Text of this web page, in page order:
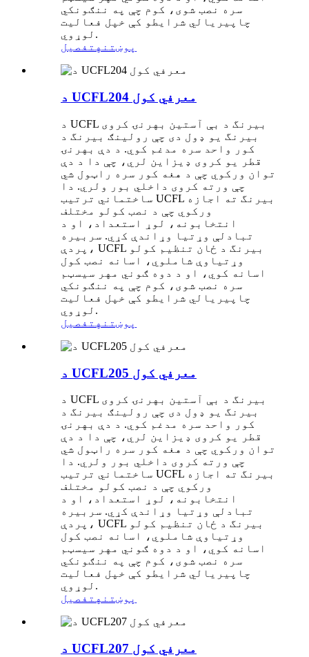
سره نصب شوی، کوم چې په ننګونکي
چاپیریالي شرایطو کې خپل فعالیت
لوړوي.
پوښتنهتفصیل
د UCFL204 معرفي کول
د UCFL بیرنگ د بې آستین بهرنۍ کروی
بیرنگ یو ډول دی چې رولینګ بیرنگ د
کور واحد سره مدغم کوي. د دې بهرنۍ
قطر یو کروی ډیزاین لري، چې دا د دې
توان ورکوي چې د هغه کور سره راټول شي
چې ورته کروی داخلي بور ولري. دا
ساختماني ترتیب UCFL بیرنگ ته اجازه
ورکوي چې د نصب کولو مختلف
انتخابونه، لوړ استعداد، او د
تبادلې وړتیا وړاندې کړي. سربیره
پردې، UCFL بیرنگ د ځان تنظیم کولو
وړتیاوې شاملوي، اسانه نصب کول
اسانه کوي، او د دوه ګوني مهر سیسټم
سره نصب شوی، کوم چې په ننګونکي
چاپیریالي شرایطو کې خپل فعالیت
لوړوي.
پوښتنه تفصیل
د UCFL205 معرفي کول
د UCFL بیرنگ د بې آستین بهرنۍ کروی
بیرنگ یو ډول دی چې رولینګ بیرنگ د
کور واحد سره مدغم کوي. د دې بهرنۍ
قطر یو کروی ډیزاین لري، چې دا د دې
توان ورکوي چې د هغه کور سره راټول شي
چې ورته کروی داخلي بور ولري. دا
ساختماني ترتیب UCFL بیرنگ ته اجازه
ورکوي چې د نصب کولو مختلف
انتخابونه، لوړ استعداد، او د
تبادلې وړتیا وړاندې کړي. سربیره
پردې، UCFL بیرنگ د ځان تنظیم کولو
وړتیاوې شاملوي، اسانه نصب کول
اسانه کوي، او د دوه ګوني مهر سیسټم
سره نصب شوی، کوم چې په ننګونکي
چاپیریالي شرایطو کې خپل فعالیت
لوړوي.
پوښتنه تفصیل
د UCFL207 معرفي کول